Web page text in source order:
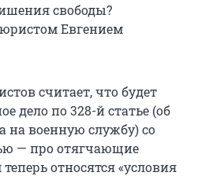
свободы?
Евгением
считает, что будет
дело по 328-й статье (об
на военную службу) со
— про отягчающие
относятся «условия